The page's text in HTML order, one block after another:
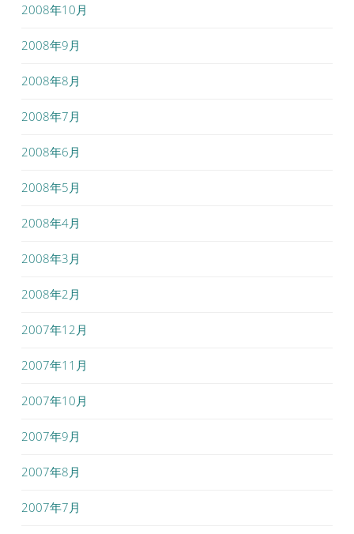
2008年10月
2008年9月
2008年8月
2008年7月
2008年6月
2008年5月
2008年4月
2008年3月
2008年2月
2007年12月
2007年11月
2007年10月
2007年9月
2007年8月
2007年7月